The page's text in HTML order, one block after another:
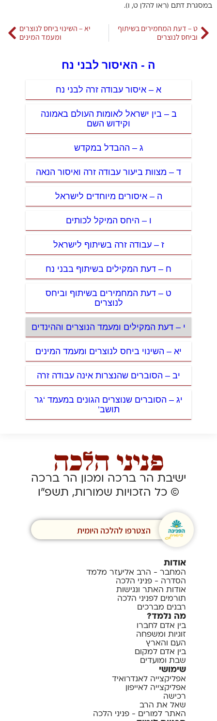
במסגרת דתם (ראו להלן ט, ו).
ט – דעת המחמירים בשיתוף
וביחס לנוצרים
יא – השינוי ביחס לנוצרים
ומעמד המינים
ה - האיסור לבני נח
א – איסור עבודה זרה לבני נח
ב – בין ישראל לאומות העולם באמונה
וקידוש השם
ג – ההבדל במקדש
ד – מצוות ביעור עבודה זרה ואיסור הנאה
ה – איסורים מיוחדים לישראל
ו – היחס המיקל לכותים
ז – עבודה זרה בשיתוף לישראל
ח – דעת המקילים בשיתוף בבני נח
ט – דעת המחמירים בשיתוף וביחס
לנוצרים
י – דעת המקילים ומעמד הנוצרים וההינדים
יא – השינוי ביחס לנוצרים ומעמד המינים
יב – הסוברים שהנצרות אינה עבודה זרה
יג – הסוברים שנוצרים הגונים במעמד ‘גר
תושב’
ישיבת הר ברכה ומכון הר ברכה
© כל הזכויות שמורות, תשפ”ו
הצטרפו להלכה היומית
אודות
המחבר - הרב אליעזר מלמד
הסדרה - פניני הלכה
אודות האתר ונגישות
תורמים לפניני הלכה
רבנים מברכים
מה נלמד?
בין אדם לחברו
זוגיות ומשפחה
העם והארץ
בין אדם למקום
שבת ומועדים
שימושי
אפליקצייה לאנדרואיד
אפליקצייה לאייפון
רכישה
שאל את הרב
האתר למורים - פניני הלכה